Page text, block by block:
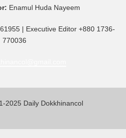
Enamul Huda Nayeem
| Executive Editor +880 1736-
770036
2025 Daily Dokkhinancol